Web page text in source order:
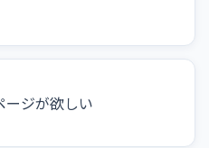
ージが欲しい